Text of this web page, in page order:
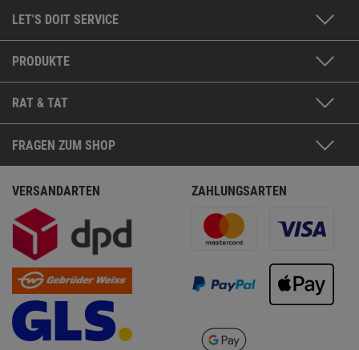
LET'S DOIT SERVICE
PRODUKTE
RAT & TAT
FRAGEN ZUM SHOP
VERSANDARTEN ZAHLUNGSARTEN